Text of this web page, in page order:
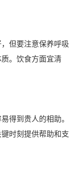
但要注意保养呼吸
。饮食方面宜清
得到贵人的相助。
时刻提供帮助和支